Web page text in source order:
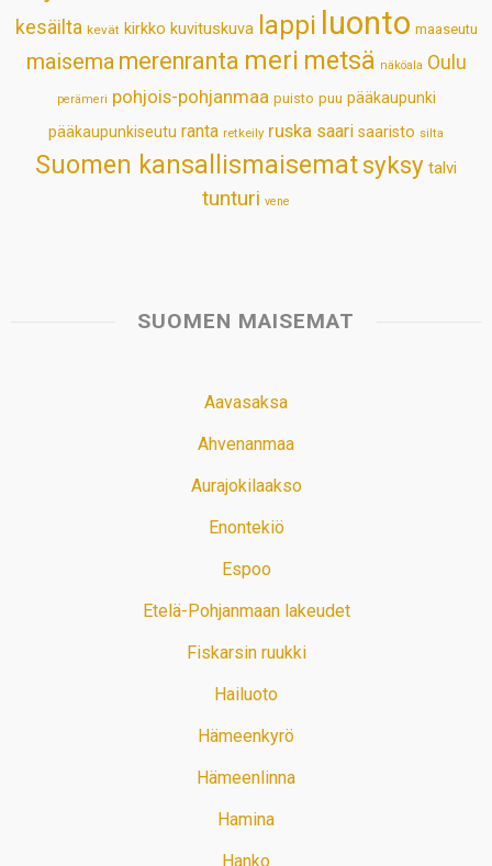
kesäilta kevät kirkko kuvituskuva lappi luonto maaseutu
maisema merenranta meri metsä näköala Oulu
perämeri pohjois-pohjanmaa puisto puu pääkaupunki
pääkaupunkiseutu ranta retkeily ruska saari saaristo silta
Suomen kansallismaisematsyksy talvi
tunturi vene
SUOMEN MAISEMAT
Aavasaksa
Ahvenanmaa
Aurajokilaakso
Enontekiö
Espoo
Etelä-Pohjanmaan lakeudet
Fiskarsin ruukki
Hailuoto
Hämeenkyrö
Hämeenlinna
Hamina
Hanko